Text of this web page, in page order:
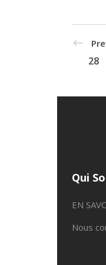
28
Qui
EN
Nous